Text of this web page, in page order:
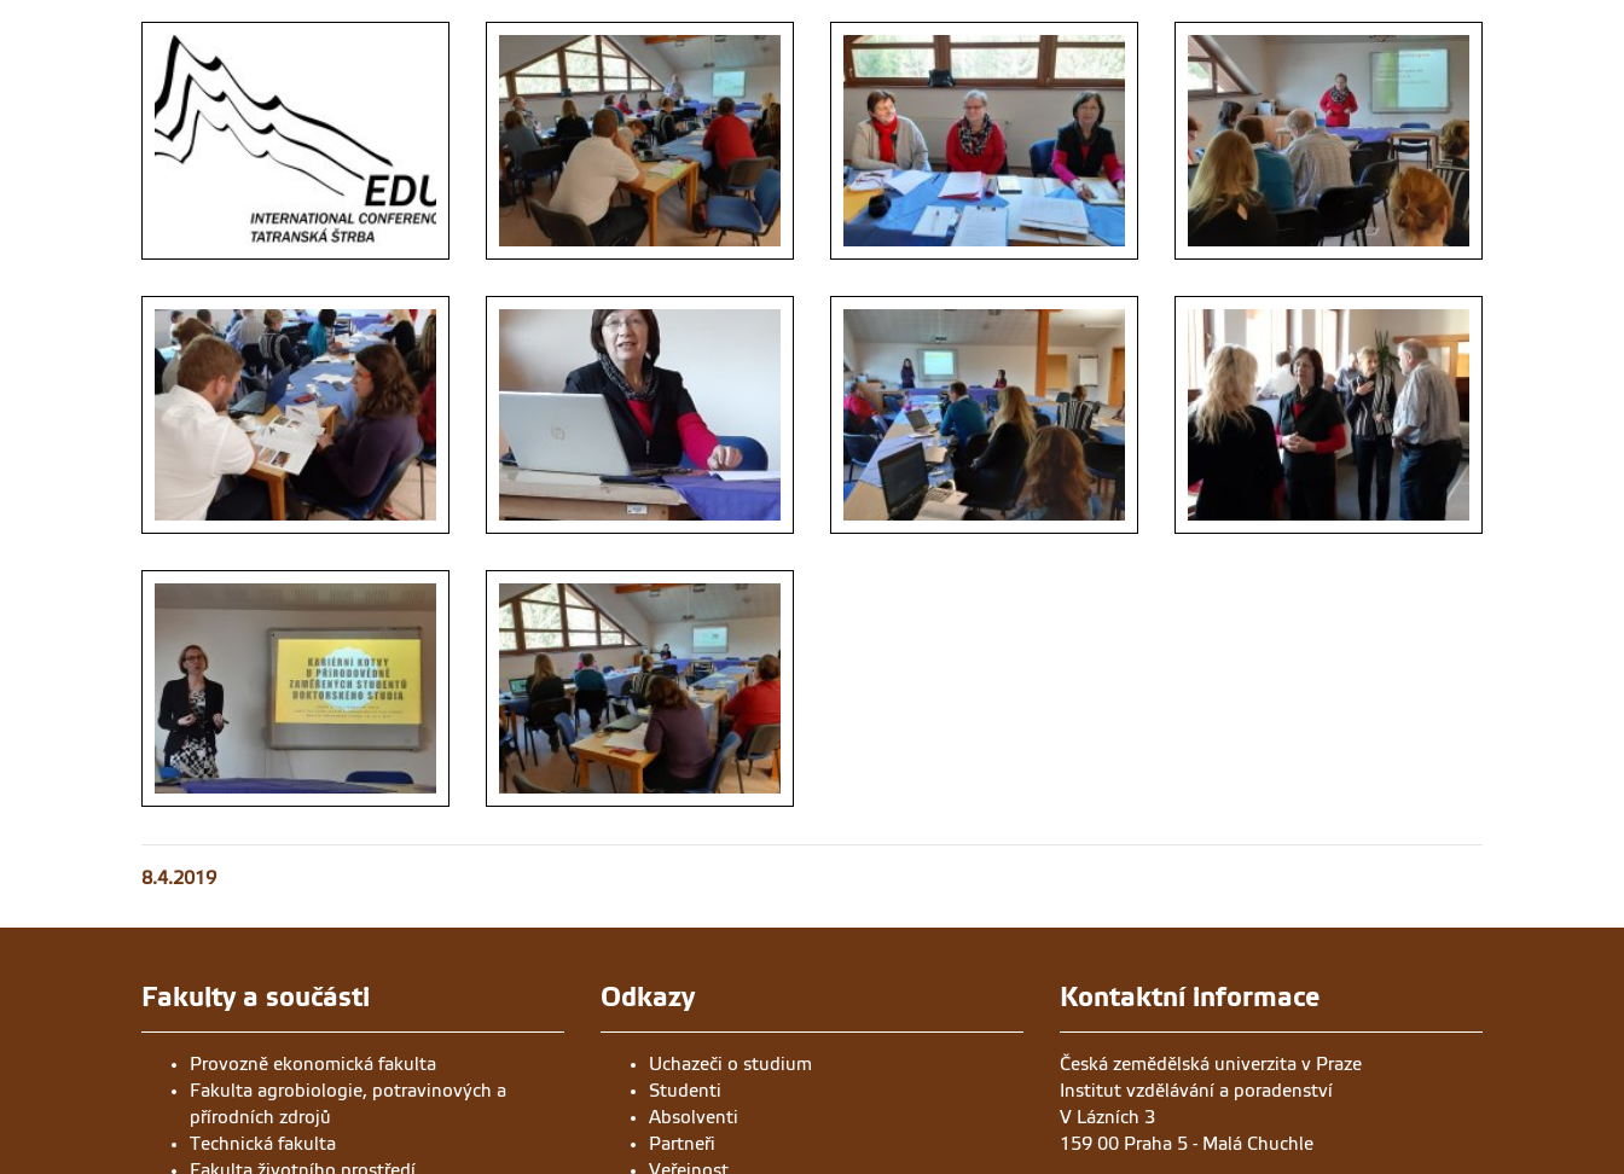
8.4.2019
Fakulty a součásti
Provozně ekonomická fakulta
Fakulta agrobiologie, potravinových a
přírodních zdrojů
Technická fakulta
Odkazy
Uchazeči o studium
Studenti
Absolventi
Partneři
Kontaktní informace
Česká zemědělská univerzita v Praze
Institut vzdělávání a poradenství
V Lázních 3
159 00 Praha 5 - Malá Chuchle